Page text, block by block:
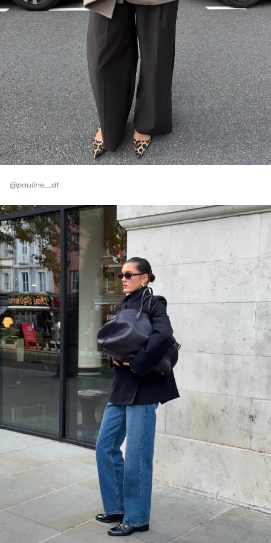
@pauline__dt